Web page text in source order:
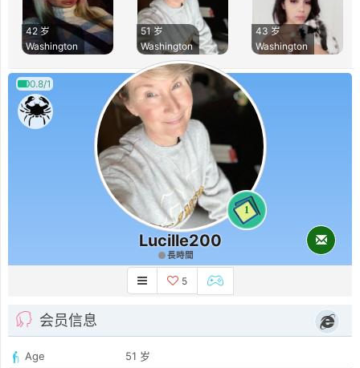
42 岁
Washington
51 岁
Washington
43 岁
Washington
0.8/1
1
Lucille200
長時間
5
会员信息
Age
51 岁